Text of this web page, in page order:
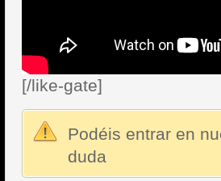
[/like-gate]
Podéis entrar en
duda